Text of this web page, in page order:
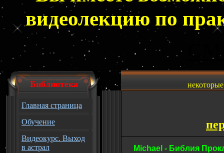
видеолекцию по
Библиотека
Главная страница
Обучение
Видеокурс. Выход
в астрал
Michael - Библия